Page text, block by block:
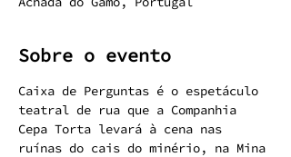
Sobre o evento
Caixa de Perguntas é o espetáculo
teatral de rua que a Companhia
Cepa Torta levará à cena nas
ruínas do cais do minério, na Mina